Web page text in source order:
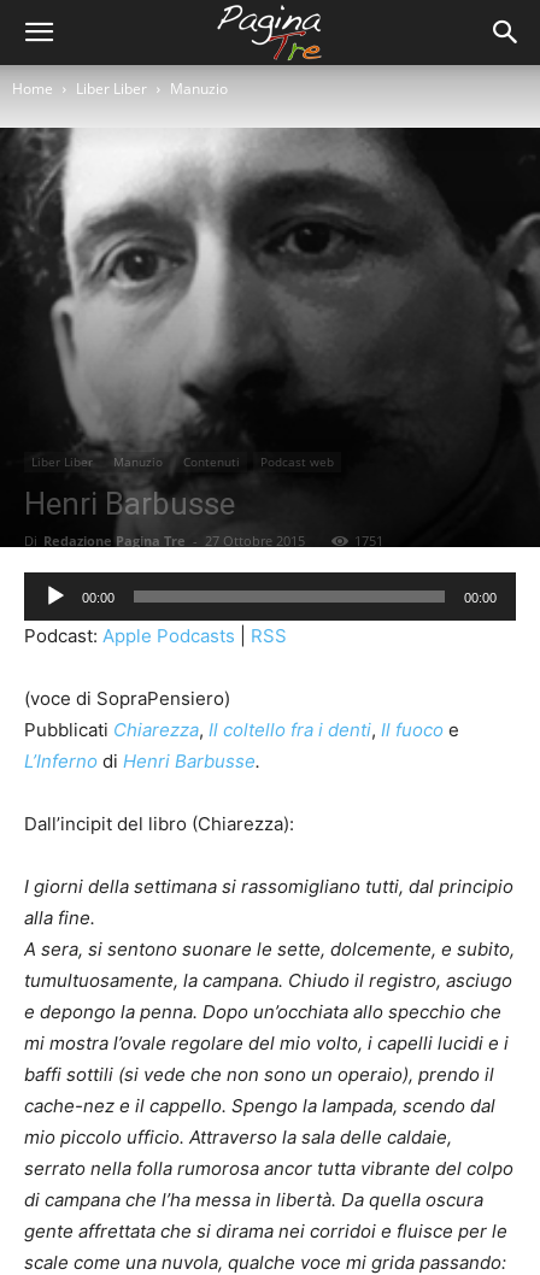
Home Liber Liber Manuzio
Liber Liber Manuzio Contenuti Podcast web
Henri Barbusse
Di Redazione Pagina Tre - 27 Ottobre 2015 1751
Audio
Player
00:00 00:00
Podcast: Apple Podcasts RSS
(voce di SopraPensiero)
Pubblicati Chiarezza, Il coltello fra i denti, Il fuoco e
L’Inferno di Henri Barbusse.
Dall’incipit del libro (Chiarezza):
I giorni della settimana si rassomigliano tutti, dal principio
alla fine.
A sera, si sentono suonare le sette, dolcemente, e subito,
tumultuosamente, la campana. Chiudo il registro, asciugo
e depongo la penna. Dopo un’occhiata allo specchio che
mi mostra l’ovale regolare del mio volto, i capelli lucidi e i
baffi sottili (si vede che non sono un operaio), prendo il
cache-nez e il cappello. Spengo la lampada, scendo dal
mio piccolo ufficio. Attraverso la sala delle caldaie,
serrato nella folla rumorosa ancor tutta vibrante del colpo
di campana che l’ha messa in libertà. Da quella oscura
gente affrettata che si dirama nei corridoi e fluisce per le
scale come una nuvola, qualche voce mi grida passando: